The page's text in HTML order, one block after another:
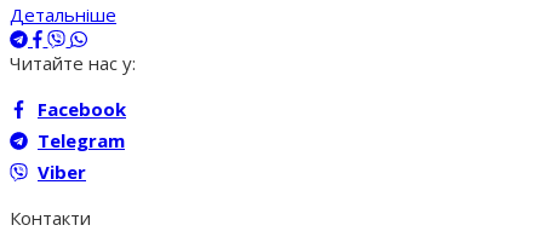
Детальніше
Читайте нас у:
Facebook
Telegram
Viber
Контакти